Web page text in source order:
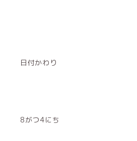
日付かわり
8がつ4にち